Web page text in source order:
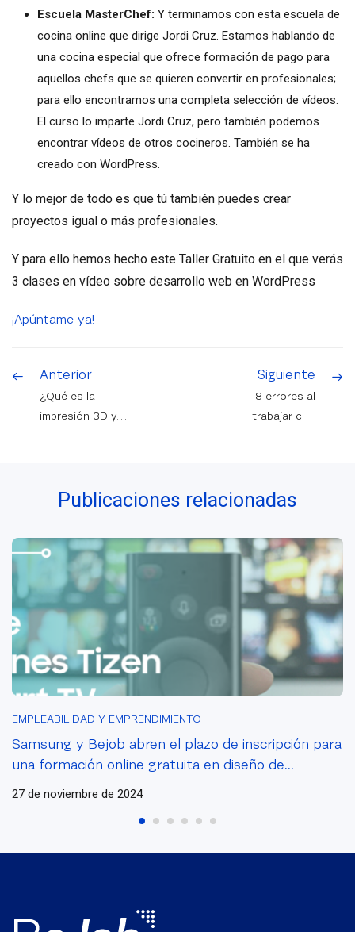
Escuela MasterChef: Y terminamos con esta escuela de
cocina online que dirige Jordi Cruz. Estamos hablando de
una cocina especial que ofrece formación de pago para
aquellos chefs que se quieren convertir en profesionales;
para ello encontramos una completa selección de vídeos.
El curso lo imparte Jordi Cruz, pero también podemos
encontrar vídeos de otros cocineros. También se ha
creado con WordPress.
Y lo mejor de todo es que tú también puedes crear
proyectos igual o más profesionales.
Y para ello hemos hecho este Taller Gratuito en el que verás
3 clases en vídeo sobre desarrollo web en WordPress
¡Apúntame ya!
Anterior
¿Qué es la
impresión 3D y
Siguiente
8 errores al
trabajar con
Publicaciones relacionadas
EMPLEABILIDAD Y EMPRENDIMIENTO
Samsung y Bejob abren el plazo de inscripción para
una formación online gratuita en diseño de
aplicaciones Tizen en Smart TV
27 de noviembre de 2024